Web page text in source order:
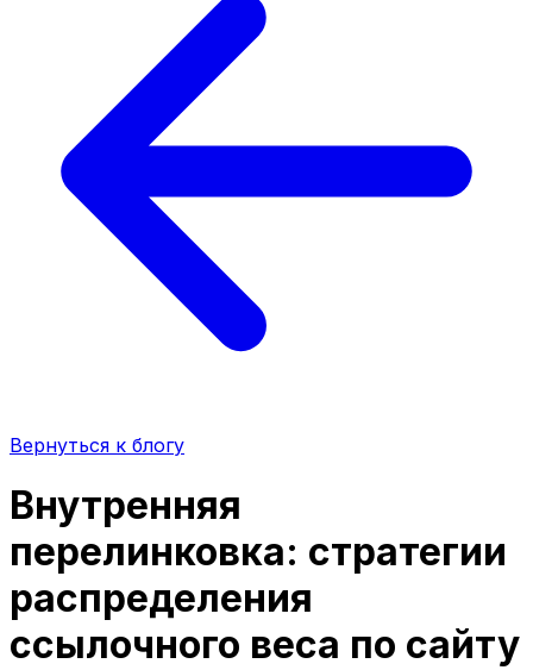
Вернуться к блогу
Внутренняя
перелинковка: стратегии
распределения
ссылочного веса по сайту